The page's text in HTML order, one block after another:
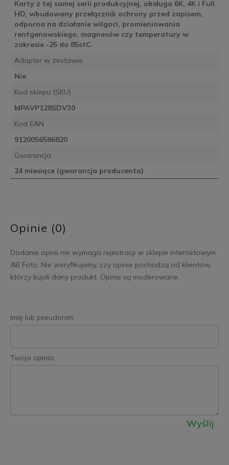
Karty z tej samej serii produkcyjnej, obsługa 6K, 4K i Full
HD, wbudowany przełącznik ochrony przed zapisem,
odporna na działanie wilgoci, promieniowania
rentgenowskiego, magnesów czy temperatury w
zakresie -25 do 85stC.
Adapter w zestawie
Nie
Kod sklepu (SKU)
MPAVP128SDV30
Kod EAN
9120056586820
Gwarancja
24 miesiące (gwarancja producenta)
Opinie (0)
Dodanie opinii nie wymaga rejestracji w sklepie internetowym
AB Foto. Nie weryfikujemy, czy opinie pochodzą od klientów,
którzy kupili dany produkt. Opinie są moderowane.
Imię lub pseudonim:
Twoja opinia:
Wyślij